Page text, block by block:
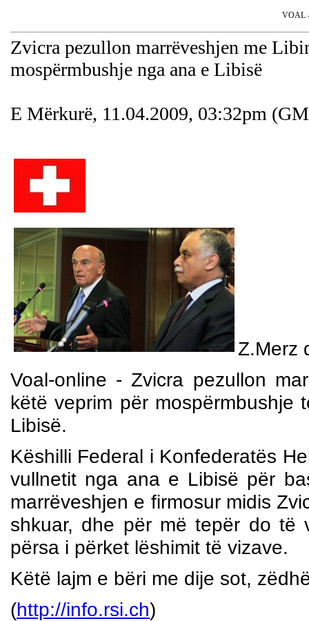
VOAL
Zvicra pezullon marrëveshjen me
mospërmbushje nga ana e Libisë
E Mërkurë, 11.04.2009, 03:32pm
Z.Merz
Voal-online - Zvicra pezullon
këtë veprim për mospërmbushje
Libisë.
Këshilli Federal i Konfederatës
vullnetit nga ana e Libisë për
marrëveshjen e firmosur midis
shkuar, dhe për më tepër do të
përsa i përket lëshimit të vizave.
Këtë lajm e bëri me dije sot,
(http://info.rsi.ch)